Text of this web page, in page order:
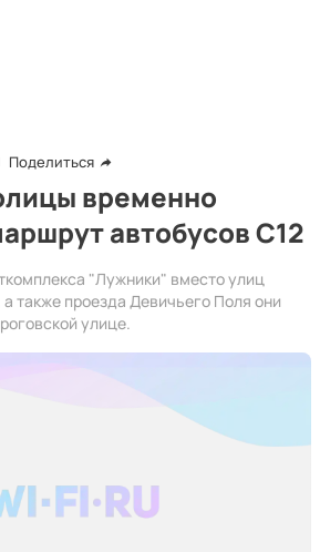
Поделиться
временно
автобусов С12
"Лужники" вместо улиц
также проезда Девичьего Поля они
улице.